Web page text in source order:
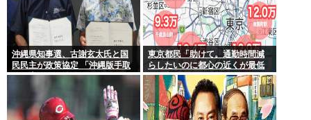
沖縄県知事選、古謝玄太氏と国
民民主が政策協定 「沖縄版手取
りを増やす政策」など5項目
東京都民「助けて。通勤時間減
らしたいのに都心の近くが最低
10万払わないと住めないの」